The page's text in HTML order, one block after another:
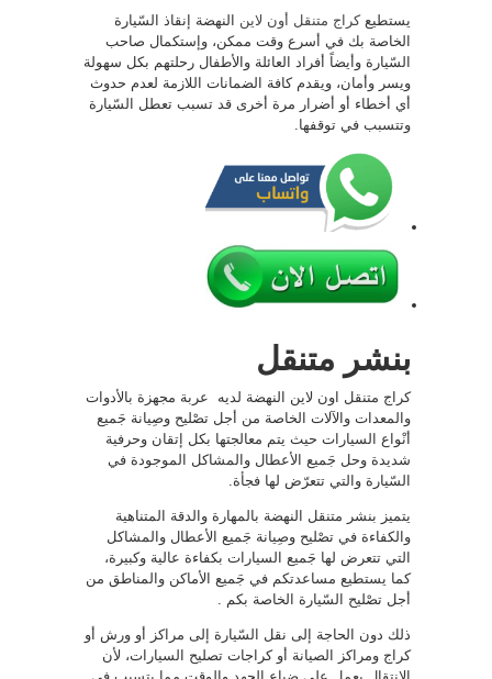
يستطيعكراج متنقل أون لاين النهضة إنقاذ السّيارة
الخاصة بك في أسرع وقت ممكن، وإستكمال صاحب
السّيارة وأيضاً أفراد العائلة والأطفال رحلتهم بكل سهولة
ويسر وأمان، ويقدم كافة الضمانات اللازمة لعدم حدوث
أي أخطاء أو أضرار مرة أخرى قد تسبب تعطل السّيارة
وتتسبب في توقفها.
بنشر متنقل
كراج متنقل اون لاين النهضة لديه عربة مجهزة بالأدوات
والمعدات والآلات الخاصة من أجل تصْليح وصِيانة جَميع
أنْواع السيارات حيث يتم معالجتها بكل إتقان وحرفية
شديدة وحل جَميع الأعطال والمشاكل الموجودة في
السّيارة والتي تتعرّض لها فجأة.
يتميز بنشر متنقل النهضة بالمهارة والدقة المتناهية
والكفاءة في تصْليح وصِيانة جَميع الأعطال والمشاكل
التي تتعرض لها جَميع السيارات بكفاءة عالية وكبيرة،
كما يستطيع مساعدتكم في جَميع الأماكن والمناطق من
أجل تصْليح السّيارة الخاصة بكم .
ذلك دون الحاجة إلى نقل السّيارة إلى مراكز أو ورش أو
كراج ومراكز الصيانة أو كراجات تصليح السيارات، لأن